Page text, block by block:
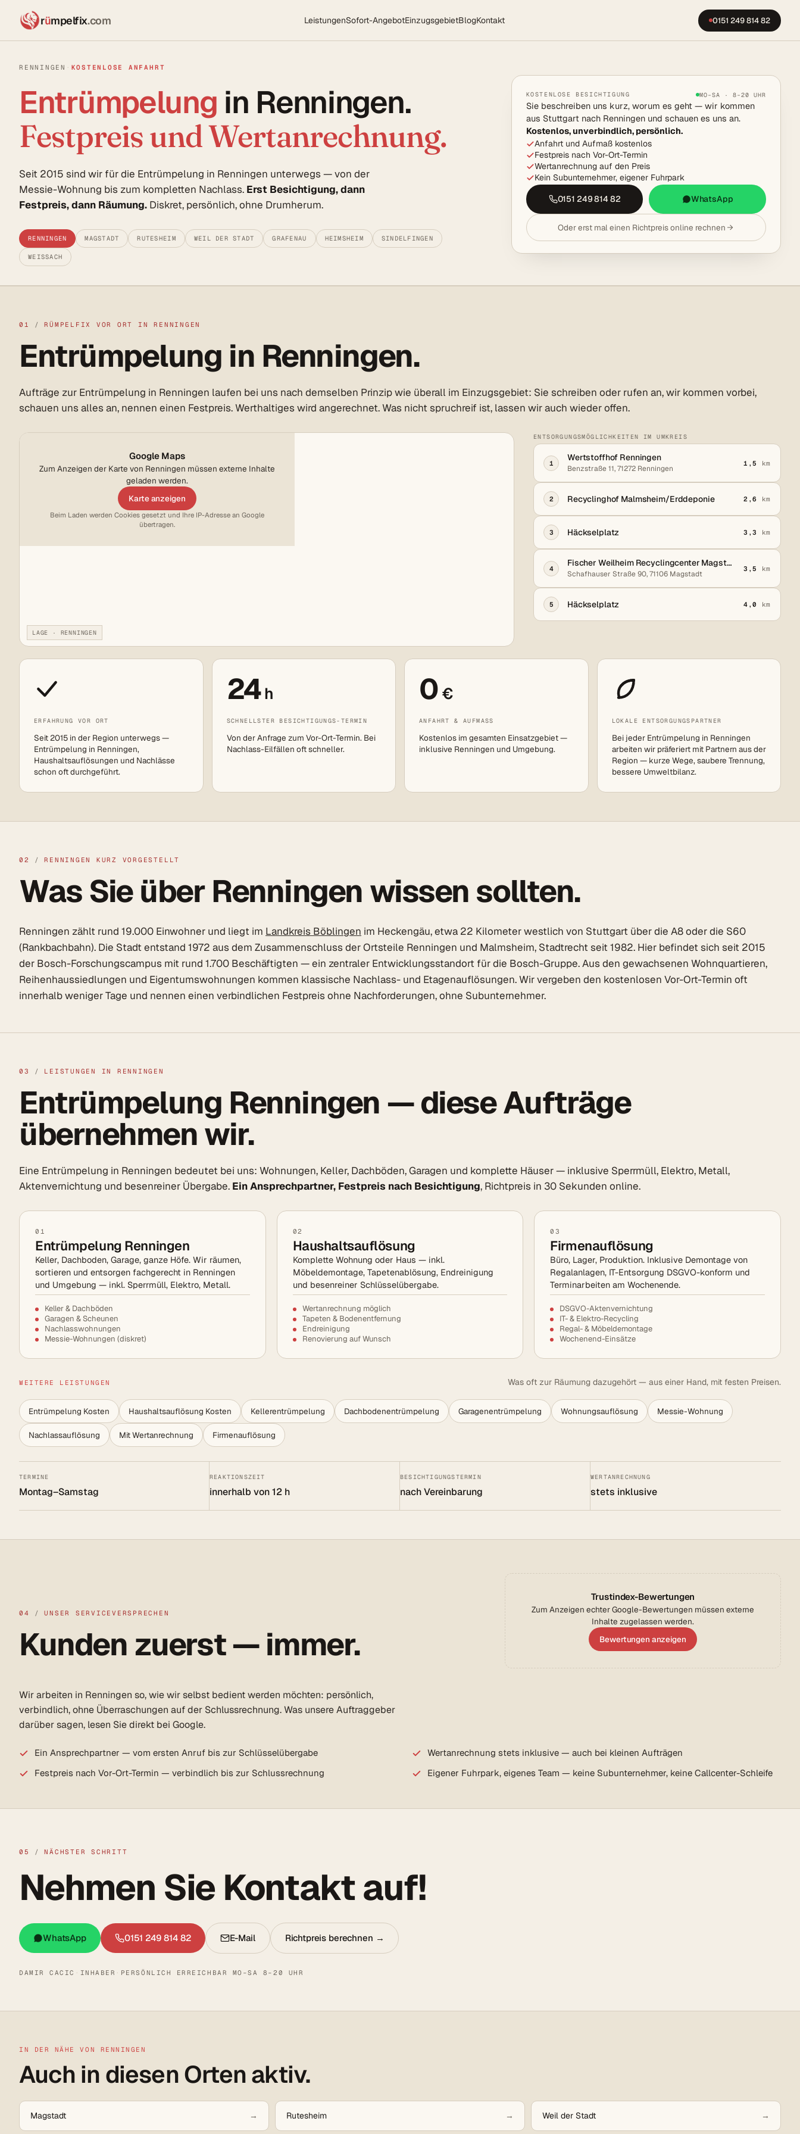
rümpelfix.com LeistungenSofort-AngebotEinzugsgebietBlogKontakt 0151 249 814 82
RENNINGEN · KOSTENLOSE ANFAHRT
Entrümpelung in Renningen.
Festpreis und Wertanrechnung.
Seit 2015 sind wir für die Entrümpelung in Renningen unterwegs — von der
Messie-Wohnung bis zum kompletten Nachlass. Erst Besichtigung, dann
Festpreis, dann Räumung. Diskret, persönlich, ohne Drumherum.
RENNINGEN MAGSTADT RUTESHEIM WEIL DER STADT GRAFENAU HEIMSHEIM SINDELFINGEN
WEISSACH
KOSTENLOSE BESICHTIGUNG MO–SA · 8–20 UHR
Sie beschreiben uns kurz, worum es geht — wir kommen
aus Stuttgart nach Renningen und schauen es uns an.
Kostenlos, unverbindlich, persönlich.
Anfahrt und Aufmaß kostenlos
Festpreis nach Vor-Ort-Termin
Wertanrechnung auf den Preis
Kein Subunternehmer, eigener Fuhrpark
0151 249 814 82
WhatsApp
Oder erst mal einen Richtpreis online rechnen
01 / RÜMPELFIX VOR ORT IN RENNINGEN
Entrümpelung in Renningen.
Aufträge zur Entrümpelung in Renningen laufen bei uns nach demselben Prinzip wie überall im Einzugsgebiet: Sie schreiben oder rufen an, wir kommen vorbei,
schauen uns alles an, nennen einen Festpreis. Werthaltiges wird angerechnet. Was nicht spruchreif ist, lassen wir auch wieder offen.
Google Maps
Zum Anzeigen der Karte von Renningen müssen externe Inhalte
geladen werden.
Karte anzeigen
Beim Laden werden Cookies gesetzt und Ihre IP-Adresse an Google
übertragen.
LAGE · RENNINGEN
ENTSORGUNGSMÖGLICHKEITEN IM UMKREIS
1
Wertstoffhof Renningen
Benzstraße 11, 71272 Renningen
1,5 km
2 Recyclinghof Malmsheim/Erddeponie 2,6 km
3 Häckselplatz 3,3 km
4
Fischer Weilheim Recyclingcenter Magstadt
Schafhauser Straße 90, 71106 Magstadt
3,5 km
5 Häckselplatz 4,0 km
ERFAHRUNG VOR ORT
Seit 2015 in der Region unterwegs —
Entrümpelung in Renningen,
Haushaltsauflösungen und Nachlässe
schon oft durchgeführt.
24h
SCHNELLSTER BESICHTIGUNGS-TERMIN
Von der Anfrage zum Vor-Ort-Termin. Bei
Nachlass-Eilfällen oft schneller.
0 €
ANFAHRT & AUFMASS
Kostenlos im gesamten Einsatzgebiet —
inklusive Renningen und Umgebung.
LOKALE ENTSORGUNGSPARTNER
Bei jeder Entrümpelung in Renningen
arbeiten wir präferiert mit Partnern aus der
Region — kurze Wege, saubere Trennung,
bessere Umweltbilanz.
02 / RENNINGEN KURZ VORGESTELLT
Was Sie über Renningen wissen sollten.
Renningen zählt rund 19.000 Einwohner und liegt im Landkreis Böblingen im Heckengäu, etwa 22 Kilometer westlich von Stuttgart über die A8 oder die S60
(Rankbachbahn). Die Stadt entstand 1972 aus dem Zusammenschluss der Ortsteile Renningen und Malmsheim, Stadtrecht seit 1982. Hier befindet sich seit 2015
der Bosch-Forschungscampus mit rund 1.700 Beschäftigten — ein zentraler Entwicklungsstandort für die Bosch-Gruppe. Aus den gewachsenen Wohnquartieren,
Reihenhaussiedlungen und Eigentumswohnungen kommen klassische Nachlass- und Etagenauflösungen. Wir vergeben den kostenlosen Vor-Ort-Termin oft
innerhalb weniger Tage und nennen einen verbindlichen Festpreis ohne Nachforderungen, ohne Subunternehmer.
03 / LEISTUNGEN IN RENNINGEN
Entrümpelung Renningen — diese Aufträge
übernehmen wir.
Eine Entrümpelung in Renningen bedeutet bei uns: Wohnungen, Keller, Dachböden, Garagen und komplette Häuser — inklusive Sperrmüll, Elektro, Metall,
Aktenvernichtung und besenreiner Übergabe. Ein Ansprechpartner, Festpreis nach Besichtigung, Richtpreis in 30 Sekunden online.
01
Entrümpelung Renningen
Keller, Dachboden, Garage, ganze Höfe. Wir räumen,
sortieren und entsorgen fachgerecht in Renningen
und Umgebung — inkl. Sperrmüll, Elektro, Metall.
Keller & Dachböden
Garagen & Scheunen
Nachlasswohnungen
Messie-Wohnungen (diskret)
02
Haushaltsauflösung
Komplette Wohnung oder Haus — inkl.
Möbeldemontage, Tapetenablösung, Endreinigung
und besenreiner Schlüsselübergabe.
Wertanrechnung möglich
Tapeten & Bodenentfernung
Endreinigung
Renovierung auf Wunsch
03
Firmenauflösung
Büro, Lager, Produktion. Inklusive Demontage von
Regalanlagen, IT-Entsorgung DSGVO-konform und
Terminarbeiten am Wochenende.
DSGVO-Aktenvernichtung
IT- & Elektro-Recycling
Regal- & Möbeldemontage
Wochenend-Einsätze
WEITERE LEISTUNGEN Was oft zur Räumung dazugehört — aus einer Hand, mit festen Preisen.
Entrümpelung Kosten Haushaltsauflösung Kosten Kellerentrümpelung Dachbodenentrümpelung Garagenentrümpelung Wohnungsauflösung Messie-Wohnung
Nachlassauflösung Mit Wertanrechnung Firmenauflösung
TERMINE
Montag–Samstag
REAKTIONSZEIT
innerhalb von 12 h
BESICHTIGUNGSTERMIN
nach Vereinbarung
WERTANRECHNUNG
stets inklusive
04 / UNSER SERVICEVERSPRECHEN
Kunden zuerst — immer.
Trustindex-Bewertungen
Zum Anzeigen echter Google-Bewertungen müssen externe
Inhalte zugelassen werden.
Bewertungen anzeigen
Wir arbeiten in Renningen so, wie wir selbst bedient werden möchten: persönlich,
verbindlich, ohne Überraschungen auf der Schlussrechnung. Was unsere Auftraggeber
darüber sagen, lesen Sie direkt bei Google.
Ein Ansprechpartner — vom ersten Anruf bis zur Schlüsselübergabe
Wertanrechnung stets inklusive — auch bei kleinen Aufträgen
Festpreis nach Vor-Ort-Termin — verbindlich bis zur Schlussrechnung
Eigener Fuhrpark, eigenes Team — keine Subunternehmer, keine Callcenter-Schleife
05 / NÄCHSTER SCHRITT
Nehmen Sie Kontakt auf!
WhatsApp 0151 249 814 82 E-Mail Richtpreis berechnen →
DAMIR CACIC · INHABER · PERSÖNLICH ERREICHBAR MO–SA 8–20 UHR
IN DER NÄHE VON RENNINGEN
Auch in diesen Orten aktiv.
Magstadt Rutesheim Weil der Stadt